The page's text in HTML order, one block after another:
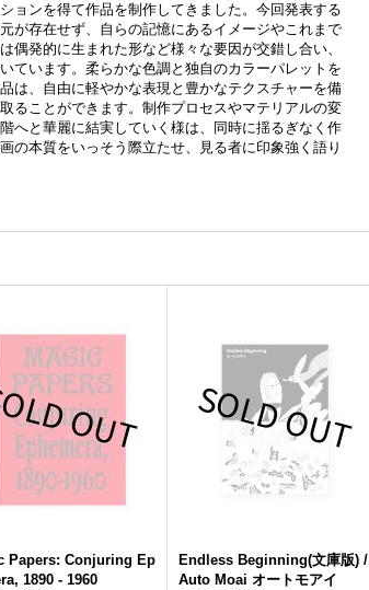
ョンを得て作品を制作してきました。今回発表する
が存在せず、自らの記憶にあるイメージやこれまで
偶発的に生まれた形など様々な要因が交錯し合い、
ています。柔らかな色調と独自のカラーパレットを
は、自由に軽やかな表現と豊かなテクスチャーを備
ることができます。制作プロセスやマテリアルの変
へと華麗に結実していく様は、同時に揺るぎなく作
の本質をいっそう際立たせ、見る者に印象強く語り
Papers: Conjuring Ep
1890 - 1960
Endless Beginning(文庫版) /
Auto Moai オートモアイ